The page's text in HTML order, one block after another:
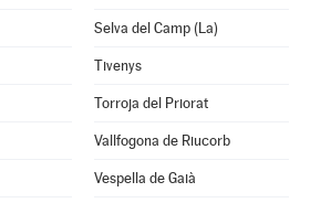
Selva del Camp (La)
Tivenys
Torroja del Priorat
Vallfogona de Riucorb
Vespella de Gaià